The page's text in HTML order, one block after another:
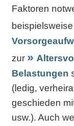
Faktoren
zur
Belastungen
(ledig,
geschieden
usw.). Auch